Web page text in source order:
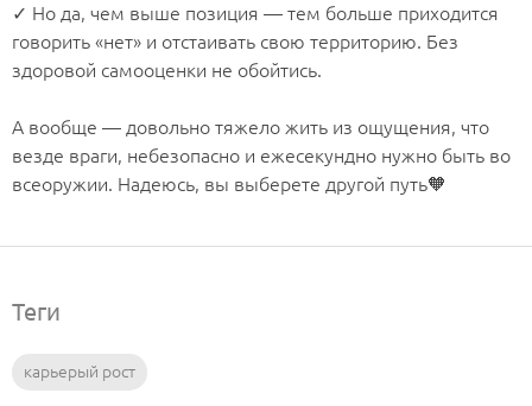
✓ Но да, чем выше позиция — тем больше приходится
говорить «нет» и отстаивать свою территорию. Без
здоровой самооценки не обойтись.
А вообще — довольно тяжело жить из ощущения, что
везде враги, небезопасно и ежесекундно нужно быть во
всеоружии. Надеюсь, вы выберете другой путь🧡
Теги
карьерый рост